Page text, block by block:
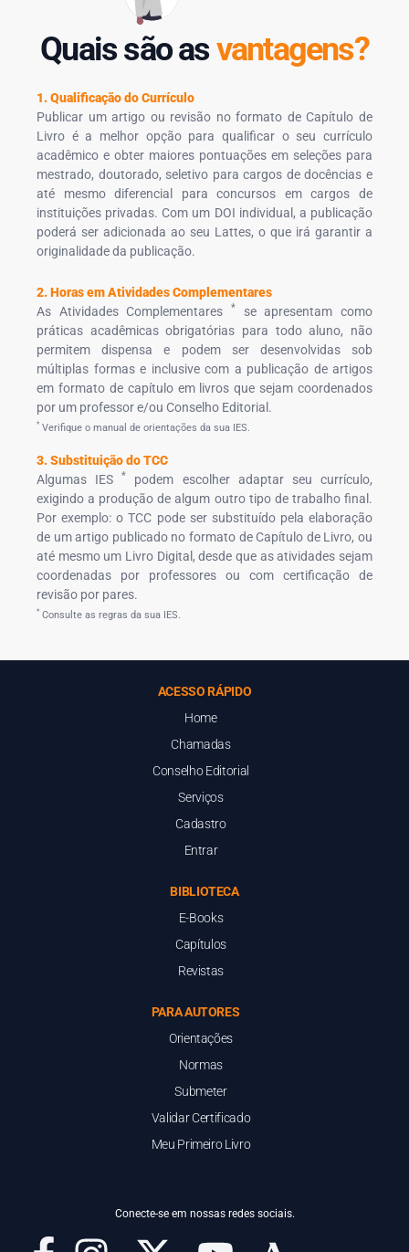
Quais são asvantagens?
1. Qualificação do Currículo
Publicar um artigo ou revisão no formato de Capítulo de
Livro é a melhor opção para qualificar o seu currículo
acadêmico e obter maiores pontuações em seleções para
mestrado, doutorado, seletivo para cargos de docências e
até mesmo diferencial para concursos em cargos de
instituições privadas. Com um DOI individual, a publicação
poderá ser adicionada ao seu Lattes, o que irá garantir a
originalidade da publicação.
2. Horas em Atividades Complementares
As Atividades Complementares
*
se apresentam como
práticas acadêmicas obrigatórias para todo aluno, não
permitem dispensa e podem ser desenvolvidas sob
múltiplas formas e inclusive com a publicação de artigos
em formato de capítulo em livros que sejam coordenados
por um professor e/ou Conselho Editorial.
* Verifique o manual de orientações da sua IES.
3. Substituição do TCC
Algumas IES*
podem escolher adaptar seu currículo,
exigindo a produção de algum outro tipo de trabalho final.
Por exemplo: o TCC pode ser substituído pela elaboração
de um artigo publicado no formato de Capítulo de Livro, ou
até mesmo um Livro Digital, desde que as atividades sejam
coordenadas por professores ou com certificação de
revisão por pares.
* Consulte as regras da sua IES.
ACESSO RÁPIDO
Home
Chamadas
Conselho Editorial
Serviços
Cadastro
Entrar
BIBLIOTECA
E-Books
Capítulos
Revistas
PARA AUTORES
Orientações
Normas
Submeter
Validar Certificado
Meu Primeiro Livro
Conecte-se em nossas redes sociais.